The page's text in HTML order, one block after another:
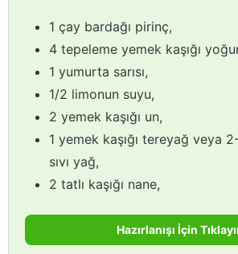
1 çay bardağı pirinç,
4 tepeleme yemek kaşığı
1 yumurta sarısı,
1/2 limonun suyu,
2 yemek kaşığı un,
1 yemek kaşığı tereyağ veya
sıvı yağ,
2 tatlı kaşığı nane,
Hazırlanışı İçin